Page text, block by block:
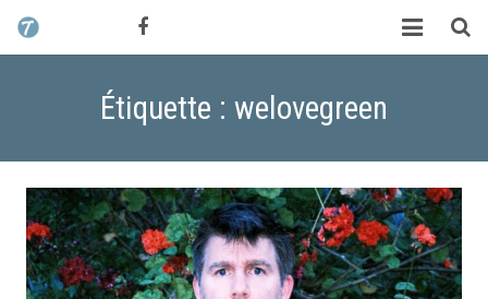
WORK
MAG
Étiquette : welovegreen